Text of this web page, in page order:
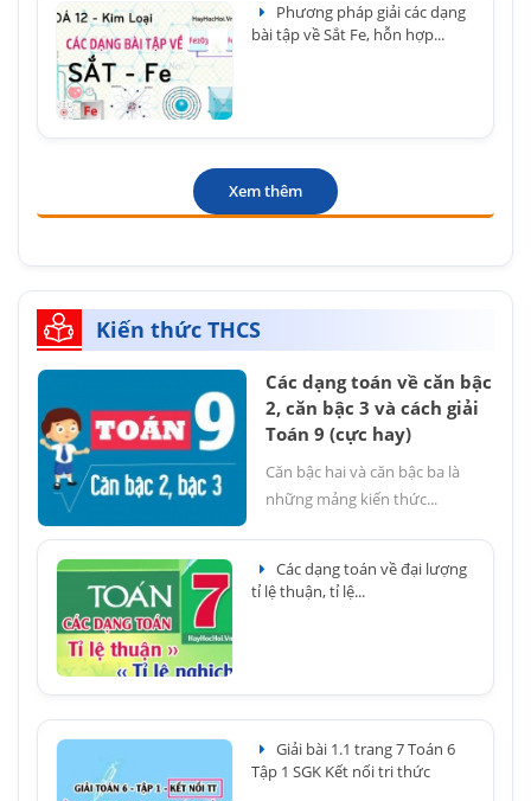
Phương pháp giải các dạng
bài tập về Sắt Fe, hỗn hợp...
Xem thêm
Kiến thức THCS
Các dạng toán về căn bậc
2, căn bậc 3 và cách giải
Toán 9 (cực hay)
Căn bậc hai và căn bậc ba là
những mảng kiến thức...
Các dạng toán về đại lượng
tỉ lệ thuận, tỉ lệ...
Giải bài 1.1 trang 7 Toán 6
Tập 1 SGK Kết nối tri thức